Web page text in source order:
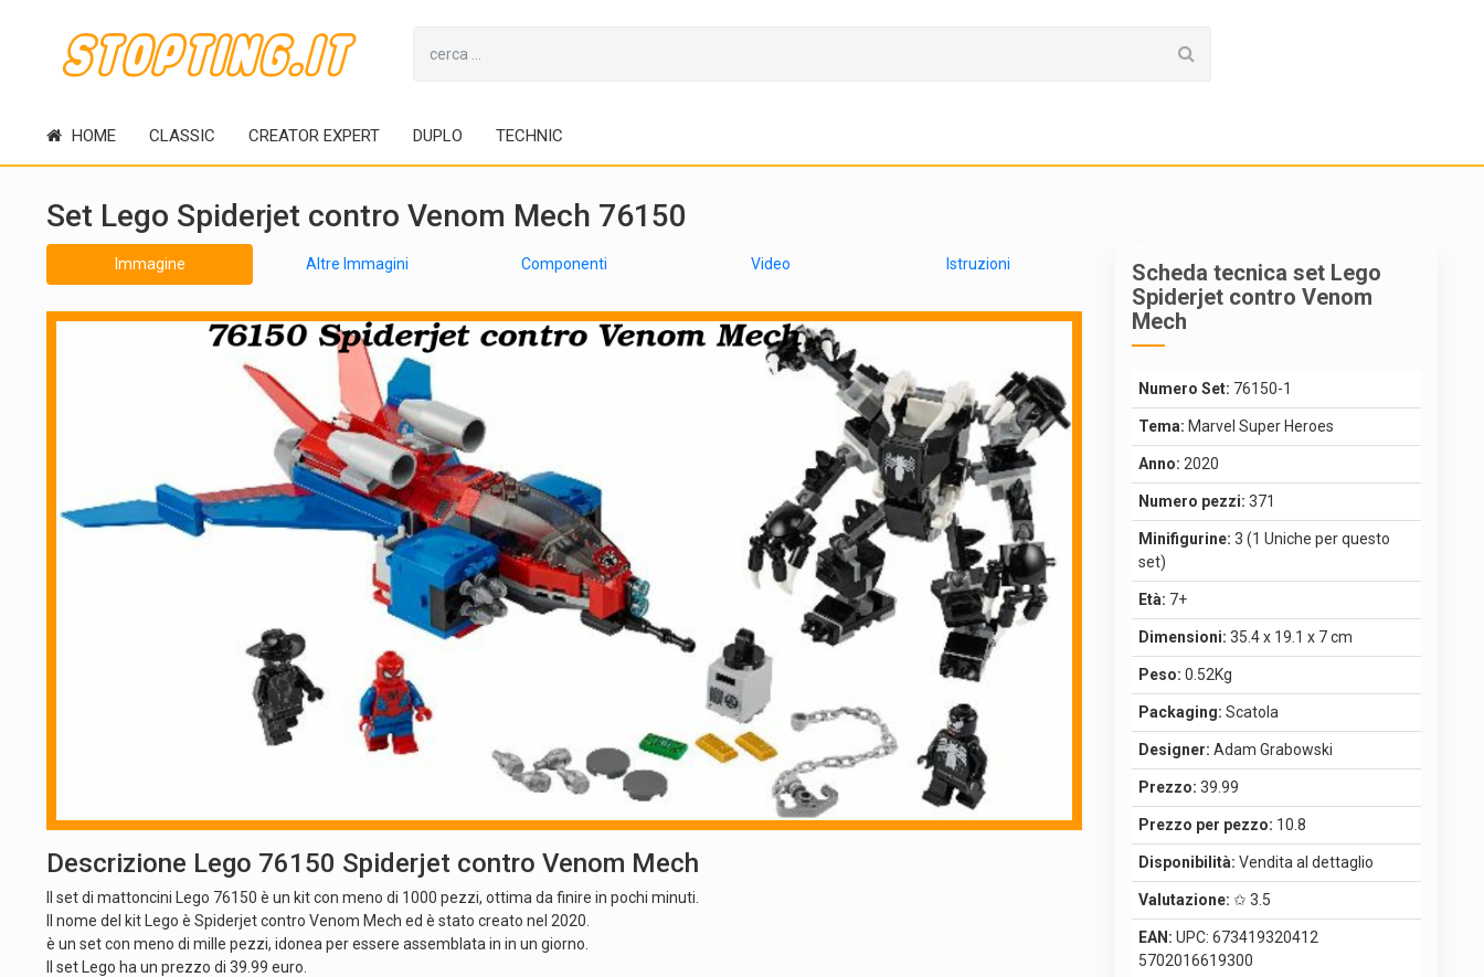
HOME CLASSIC CREATOR EXPERT DUPLO TECHNIC
Set Lego Spiderjet contro Venom Mech 76150
Immagine Altre Immagini Componenti Video Istruzioni
Descrizione Lego 76150 Spiderjet contro Venom Mech
Il set di mattoncini Lego 76150 è un kit con meno di 1000 pezzi, ottima da finire in pochi minuti.
Il nome del kit Lego è Spiderjet contro Venom Mech ed è stato creato nel 2020.
è un set con meno di mille pezzi, idonea per essere assemblata in in un giorno.
Il set Lego ha un prezzo di 39.99 euro.
Scheda tecnica set Lego
Spiderjet contro Venom
Mech
Numero Set: 76150-1
Tema: Marvel Super Heroes
Anno: 2020
Numero pezzi: 371
Minifigurine: 3 (1 Uniche per questo
set)
Età: 7+
Dimensioni: 35.4 x 19.1 x 7 cm
Peso: 0.52Kg
Packaging: Scatola
Designer: Adam Grabowski
Prezzo: 39.99
Prezzo per pezzo: 10.8
Disponibilità: Vendita al dettaglio
Valutazione: ✩ 3.5
EAN: UPC: 673419320412
5702016619300